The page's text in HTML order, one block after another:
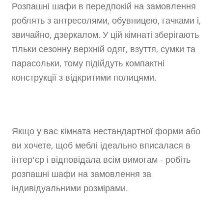
Розпашні шафи в передпокій на замовлення
роблять з антресолями, обувницею, гачками і,
звичайно, дзеркалом. У цій кімнаті зберігають
тільки сезонну верхній одяг, взуття, сумки та
парасольки, тому підійдуть компактні
конструкції з відкритими полицями.
Якщо у вас кімната нестандартної форми або
ви хочете, щоб меблі ідеально вписалася в
інтер'єр і відповідала всім вимогам - робіть
розпашні шафи на замовлення за
індивідуальними розмірами.